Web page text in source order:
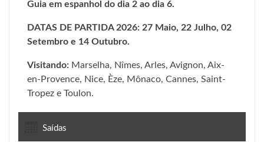
Guia em espanhol do dia 2 ao dia 6.
DATAS DE PARTIDA 2026: 27 Maio, 22 Julho, 02
Setembro e 14 Outubro.
Visitando: Marselha, Nîmes, Arles, Avignon, Aix-
en-Provence, Nice, Èze, Mônaco, Cannes, Saint-
Tropez e Toulon.
Saídas